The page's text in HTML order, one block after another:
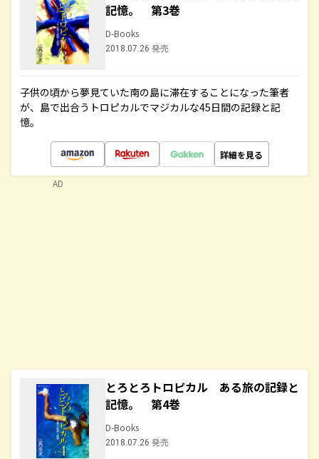
記憶。 第3巻
D-Books
2018.07.26 発売
子供の頃から夢見ていた南の島に滞在することになった筆者
が、島で出合うトロピカルでマジカルな45日間の記録と記
憶。
詳細を見る
とろとろトロピカル ある旅の記録と
記憶。 第4巻
D-Books
2018.07.26 発売
AD